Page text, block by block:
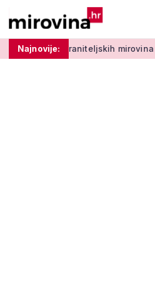
Najnovije:mirovina za borbeni i